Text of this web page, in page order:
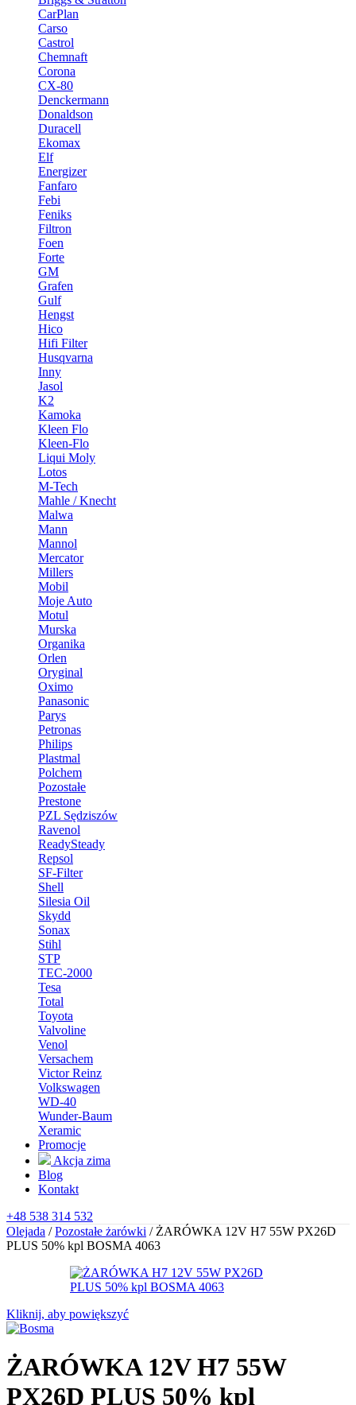
CarPlan
Carso
Castrol
Chemnaft
Corona
CX-80
Denckermann
Donaldson
Duracell
Ekomax
Elf
Energizer
Fanfaro
Febi
Feniks
Filtron
Foen
Forte
GM
Grafen
Gulf
Hengst
Hico
Hifi Filter
Husqvarna
Inny
Jasol
K2
Kamoka
Kleen Flo
Kleen-Flo
Liqui Moly
Lotos
M-Tech
Mahle / Knecht
Malwa
Mann
Mannol
Mercator
Millers
Mobil
Moje Auto
Motul
Murska
Organika
Orlen
Oryginal
Oximo
Panasonic
Parys
Petronas
Philips
Plastmal
Polchem
Pozostałe
Prestone
PZL Sędziszów
Ravenol
ReadySteady
Repsol
SF-Filter
Shell
Silesia Oil
Skydd
Sonax
Stihl
STP
TEC-2000
Tesa
Total
Toyota
Valvoline
Venol
Versachem
Victor Reinz
Volkswagen
WD-40
Wunder-Baum
Xeramic
Promocje
Akcja zima
Blog
Kontakt
+48 538 314 532
Olejada /Pozostałe żarówki / ŻARÓWKA 12V H7 55W PX26D
PLUS 50% kpl BOSMA 4063
Kliknij, aby powiększyć
ŻARÓWKA 12V H7 55W
PX26D PLUS 50% kpl